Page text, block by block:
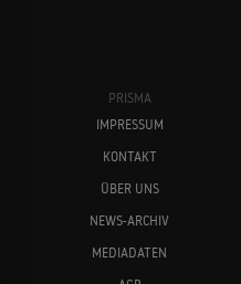
PRISMA
IMPRESSUM
KONTAKT
ÜBER UNS
NEWS-ARCHIV
MEDIADATEN